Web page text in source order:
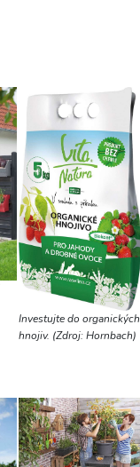
Investujte do organických
hnojiv. (Zdroj: Hornbach)